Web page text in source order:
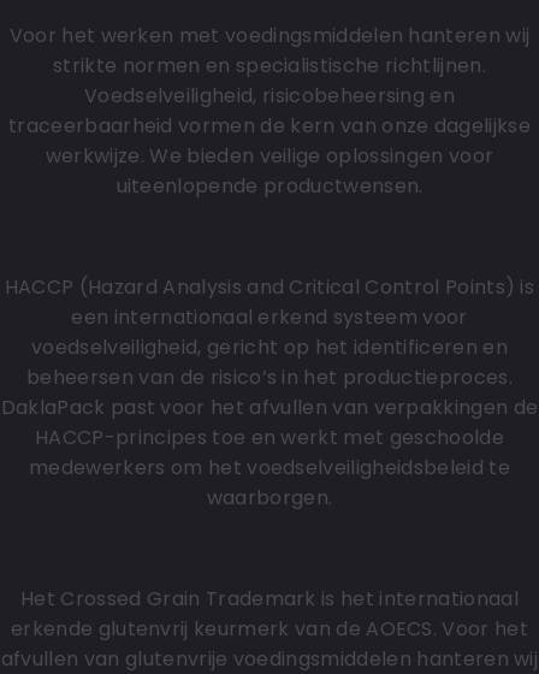
Voor het werken met voedingsmiddelen hanteren wij
strikte normen en specialistische richtlijnen.
Voedselveiligheid, risicobeheersing en
traceerbaarheid vormen de kern van onze dagelijkse
werkwijze. We bieden veilige oplossingen voor
uiteenlopende productwensen.
HACCP (Hazard Analysis and Critical Control Points) is
een internationaal erkend systeem voor
voedselveiligheid, gericht op het identificeren en
beheersen van de risico’s in het productieproces.
DaklaPack past voor het afvullen van verpakkingen de
HACCP-principes toe en werkt met geschoolde
medewerkers om het voedselveiligheidsbeleid te
waarborgen.
Het Crossed Grain Trademark is het internationaal
erkende glutenvrij keurmerk van de AOECS. Voor het
afvullen van glutenvrije voedingsmiddelen hanteren wij